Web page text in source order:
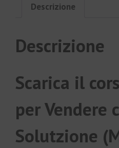
Descrizione
Descrizione
Scarica il
per Vendere
Solutzione